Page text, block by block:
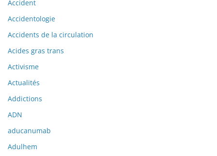
Accident
Accidentologie
Accidents de la circulation
Acides gras trans
Activisme
Actualités
Addictions
ADN
aducanumab
Adulhem